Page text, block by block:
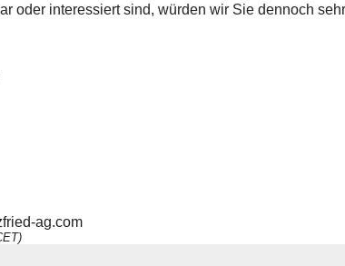
oder interessiert sind, würden wir Sie dennoch
ag.com